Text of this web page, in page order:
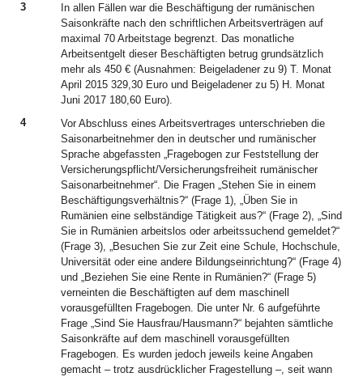
3
In allen Fällen war die Beschäftigung der rumänischen
Saisonkräfte nach den schriftlichen Arbeitsverträgen auf
maximal 70 Arbeitstage begrenzt. Das monatliche
Arbeitsentgelt dieser Beschäftigten betrug grundsätzlich
mehr als 450 € (Ausnahmen: Beigeladener zu 9) T. Monat
April 2015 329,30 Euro und Beigeladener zu 5) H. Monat
Juni 2017 180,60 Euro).
4
Vor Abschluss eines Arbeitsvertrages unterschrieben die
Saisonarbeitnehmer den in deutscher und rumänischer
Sprache abgefassten „Fragebogen zur Feststellung der
Versicherungspflicht/Versicherungsfreiheit rumänischer
Saisonarbeitnehmer“. Die Fragen „Stehen Sie in einem
Beschäftigungsverhältnis?“ (Frage 1), „Üben Sie in
Rumänien eine selbständige Tätigkeit aus?“ (Frage 2), „Sind
Sie in Rumänien arbeitslos oder arbeitssuchend gemeldet?“
(Frage 3), „Besuchen Sie zur Zeit eine Schule, Hochschule,
Universität oder eine andere Bildungseinrichtung?“ (Frage 4)
und „Beziehen Sie eine Rente in Rumänien?“ (Frage 5)
verneinten die Beschäftigten auf dem maschinell
vorausgefüllten Fragebogen. Die unter Nr. 6 aufgeführte
Frage „Sind Sie Hausfrau/Hausmann?“ bejahten sämtliche
Saisonkräfte auf dem maschinell vorausgefüllten
Fragebogen. Es wurden jedoch jeweils keine Angaben
gemacht – trotz ausdrücklicher Fragestellung –, seit wann